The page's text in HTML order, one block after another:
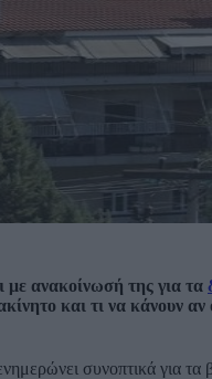
ανακοίνωσή της για τα
και τι να κάνουν
συνοπτικά για τα